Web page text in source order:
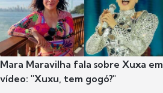
Mara Maravilha fala sobre Xuxa em
vídeo: "Xuxu, tem gogó?"